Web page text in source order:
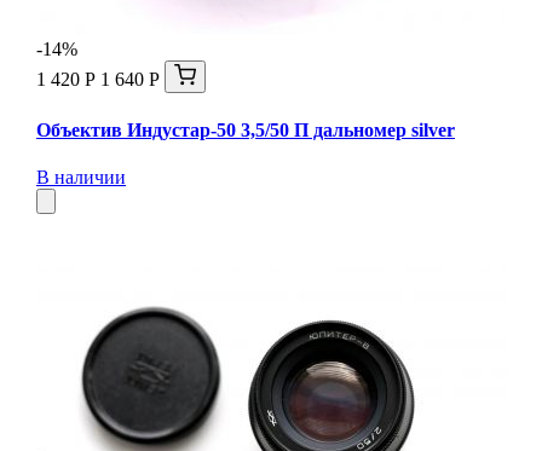
-14%
1 420 Р 1 640 Р
Объектив Индустар-50 3,5/50 П дальномер silver
В наличии